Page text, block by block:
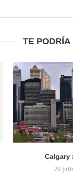
TE PODRÍA
Calgary
20